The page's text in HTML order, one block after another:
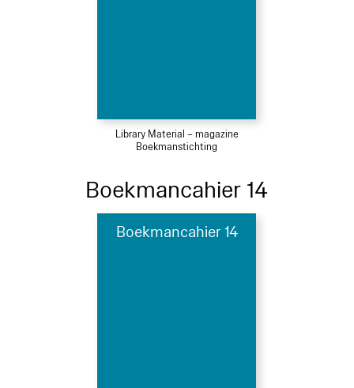
Library Material – magazine
Boekmanstichting
Boekmancahier 14
Boekmancahier 14